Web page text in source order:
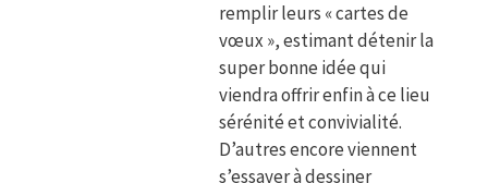
remplir leurs « cartes de
vœux », estimant détenir la
super bonne idée qui
viendra offrir enfin à ce lieu
sérénité et convivialité.
D’autres encore viennent
s’essayer à dessiner